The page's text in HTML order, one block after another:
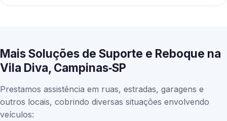
Mais Soluções de Suporte e Reboque na
Vila Diva, Campinas‑SP
Prestamos assistência em ruas, estradas, garagens e
outros locais, cobrindo diversas situações envolvendo
veículos: